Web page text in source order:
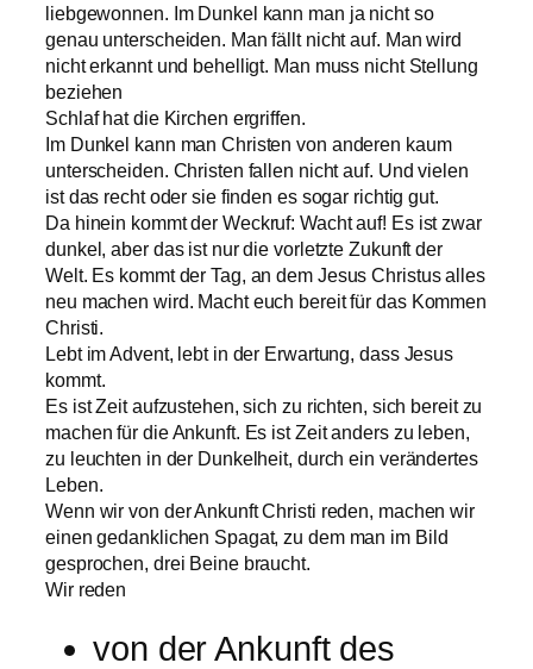
liebgewonnen. Im Dunkel kann man ja nicht so
genau unterscheiden. Man fällt nicht auf. Man wird
nicht erkannt und behelligt. Man muss nicht Stellung
beziehen
Schlaf hat die Kirchen ergriffen.
Im Dunkel kann man Christen von anderen kaum
unterscheiden. Christen fallen nicht auf. Und vielen
ist das recht oder sie finden es sogar richtig gut.
Da hinein kommt der Weckruf: Wacht auf! Es ist zwar
dunkel, aber das ist nur die vorletzte Zukunft der
Welt. Es kommt der Tag, an dem Jesus Christus alles
neu machen wird. Macht euch bereit für das Kommen
Christi.
Lebt im Advent, lebt in der Erwartung, dass Jesus
kommt.
Es ist Zeit aufzustehen, sich zu richten, sich bereit zu
machen für die Ankunft. Es ist Zeit anders zu leben,
zu leuchten in der Dunkelheit, durch ein verändertes
Leben.
Wenn wir von der Ankunft Christi reden, machen wir
einen gedanklichen Spagat, zu dem man im Bild
gesprochen, drei Beine braucht.
Wir reden
von der Ankunft des